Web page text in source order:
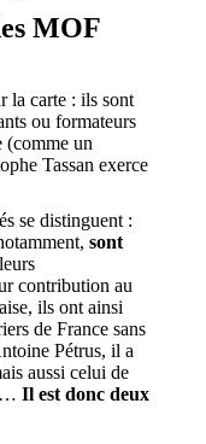
MOF
la carte : ils sont
ou formateurs
(comme un
Tassan exerce
se distinguent :
sont
contribution au
ils ont ainsi
de France sans
Pétrus, il a
aussi celui de
Il est donc deux